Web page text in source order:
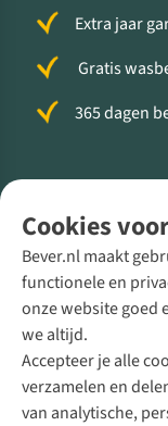
Cookies
Bever.nl maakt
functionele en
onze website goed
we altijd.
Accepteer je alle
verzamelen en
van analytische,
Extra jaar
Gratis
365 dagen
Direct advies
+31 (0)85 888
+31 6 12 28 49